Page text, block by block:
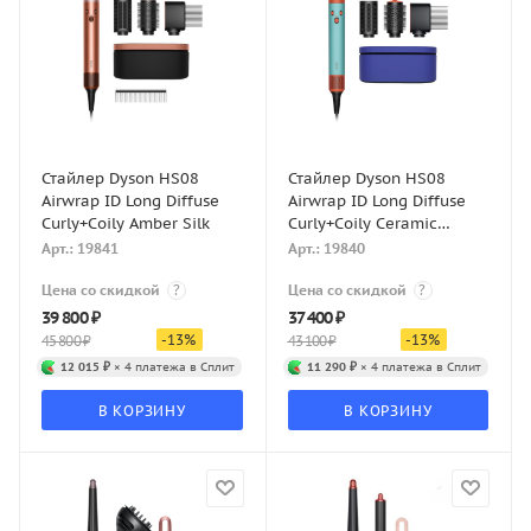
Стайлер Dyson HS08
Airwrap ID Long Diffuse
Curly+Coily Amber Silk
Арт.: 19841
Цена со скидкой ?
39 800₽
45 800₽ -13%
12 015 ₽ × 4 платежа в Сплит
В КОРЗИНУ
Стайлер Dyson HS08
Airwrap ID Long Diffuse
Curly+Coily Ceramic
Patina/Topaz
Арт.: 19840
Цена со скидкой ?
37 400₽
43 100₽ -13%
11 290 ₽× 4 платежа в Сплит
В КОРЗИНУ